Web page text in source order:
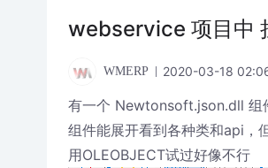
webservice 项目中
WMERP 2020-03-18
有一个 Newtonsoft.json.dll 组
组件能展开看到各种类和api，
用OLEOBJECT试过好像不行